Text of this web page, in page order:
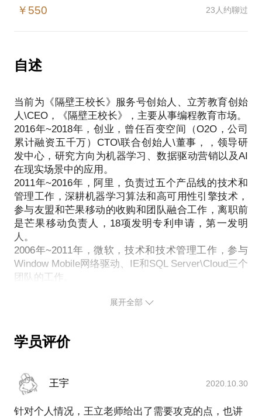
……
到哪里算哪里，而他们却无能为力。既然无能为力，
天都在解决这种问题。
我的咨询会分为四部分：
第一部分：前期准备，需要你把你最头疼的问题列出
来，提前一周发给我，我会根据这些问题准备相应的
内容。
第二部分：诊断，时间1小时，在这一小时里我会和你
以及你的技术团队坐在一起，把所有你列出的问题过
一遍，并且明确其中的事实细节，并对问题做相应的
优先级排列。
第三部分：方案，时间1.5小时，在这1.5小时里我依
然会和你以及你的技术团队坐在一起，给出我的解决
方案，这是一个布道的过程，需要所有人全神贯注的
第四部分：秘籍，时间1小时，此时我会单独和你沟
真诚之处，但是在特殊时期使用一二是可以解决问题
但是，你真的做好准备了么？
历中胜出而不至于被HR扔到垃圾桶里？
你想好要去哪些公司了么？
不要浪费机会，每个公司都会记录你面试的过程和结
果，一次失败的面试可能导致你永远无法去这个公司
了。
所以，在面试前咨询一下老司机是个明智的选择。
10多年从业经历，多年技术主管的经验，我能够帮你
如下：
入职2年以内的非管理职位的同学，提供职业发展建
议，包括技术方向和工作方法论，如果换工作，提供
面试准备辅导，简历制作辅导和offer选择建议。
何招聘、培养团队成员，提高团队业绩，如何晋升的
导和offer选择建议。
带来对自身价值的损失。
PS：约见我之前，请提前准备您的简历及问题，以便
有针对性的回答。
￥550 23人约聊过
自述
当前为《隔壁王校长》服务号创始人、立芳教育创始
人\CEO，《隔壁王校长》，主要从事编程教育市场。
2016年~2018年，创业，曾任百变空间（O2O，公司
累计融资五千万）CTO\联合创始人\董事，，领导研
发中心，研究方向为机器学习、数据驱动营销以及AI
在现实场景中的应用。
2011年~2016年，阿里，负责过五个产品线的技术和
管理工作，深耕机器学习算法和高可用性引擎技术，
参与友盟和芒果移动的收购和团队融合工作，离职前
是芒果移动负责人，18项发明专利申请，第一发明
人。
2006年~2011年，微软，技术和技术管理工作，参与
Window Mobile网络驱动、IE和SQL Server\Cloud三个
团队的工作。
为多家上市公司\著名公司\基金提供咨询顾问（宜
展开全部
学员评价
王宇 2020.10.30
针对个人情况，王立老师给出了需要攻克的点，也讲